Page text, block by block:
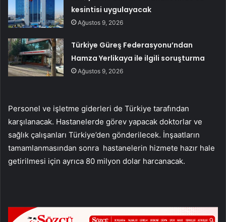
kesintisi uygulayacak
Ağustos 9, 2026
Türkiye Güreş Federasyonu’ndan
Hamza Yerlikaya ile ilgili soruşturma
Ağustos 9, 2026
Personel ve işletme giderleri de Türkiye tarafından
karşılanacak. Hastanelerde görev yapacak doktorlar ve
sağlık çalışanları Türkiye’den gönderilecek. İnşaatların
tamamlanmasından sonra hastanelerin hizmete hazır hale
getirilmesi için ayrıca 80 milyon dolar harcanacak.